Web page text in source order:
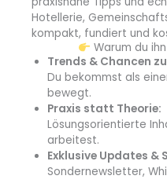
Das 208-seitige
ist im Ulmer Verlag
Preis von 25 Euro
8186-2585-6 ist
Buchhandel sowie
Amazon, Thalia oder
Hotellerie,
kompakt, fundiert und
Warum du
Trends & Chancen
Du bekommst als
bewegt.
Praxis statt Theorie:
Lösungsorientierte
arbeitest.
Exklusive Updates &
Sondernewsletter,